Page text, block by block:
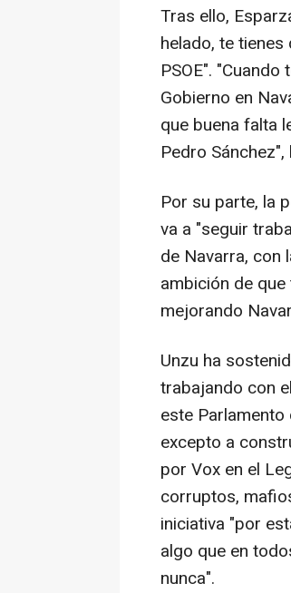
Tras ello,
helado, te
PSOE".
Gobierno en
que buena falta
Pedro
Por su parte, la
va a "seguir
de Navarra, con
ambición de
mejorando
Unzu ha
trabajando con
este
excepto a
por Vox en el
corruptos,
iniciativa "por
algo que en
nunca".